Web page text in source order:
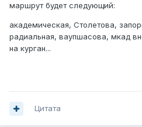
маршрут будет следующий:
академическая, Столетова,
радиальная, ваупшасова, мкад
на курган...
Цитата